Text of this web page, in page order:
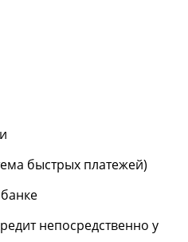
быстрых платежей)
непосредственно у